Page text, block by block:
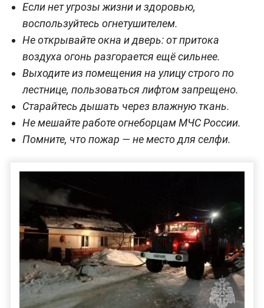
Если нет угрозы жизни и здоровью,
воспользуйтесь огнетушителем.
Не открывайте окна и дверь: от притока
воздуха огонь разгорается ещё сильнее.
Выходите из помещения на улицу строго по
лестнице, пользоваться лифтом запрещено.
Старайтесь дышать через влажную ткань.
Не мешайте работе огнеборцам МЧС России.
Помните, что пожар — не место для селфи.